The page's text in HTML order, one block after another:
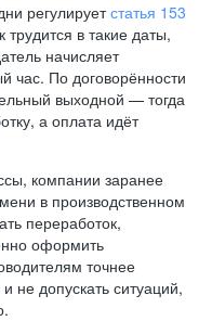
регулируетстатья 153
трудится в такие даты,
начисляет
час. По договорённости
выходной — тогда
а оплата идёт
компании заранее
в производственном
переработок,
оформить
точнее
не допускать ситуаций,